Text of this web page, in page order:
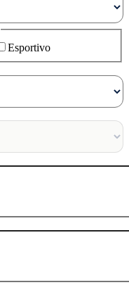
Esportivo